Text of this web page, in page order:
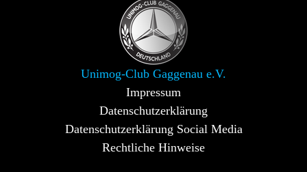
Unimog-Club Gaggenau e.V.
Impressum
Datenschutzerklärung
Datenschutzerklärung Social Media
Rechtliche Hinweise